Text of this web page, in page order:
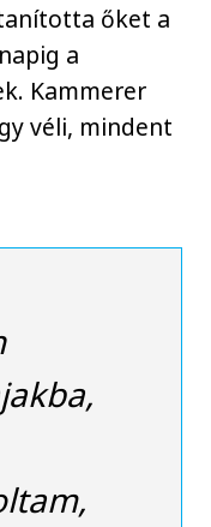
őket a
a
Kammerer
véli, mindent